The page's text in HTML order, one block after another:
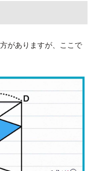
がありますが、ここで